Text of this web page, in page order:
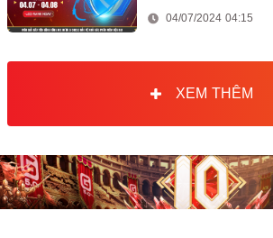
04/07/2024 04:15
XEM THÊM